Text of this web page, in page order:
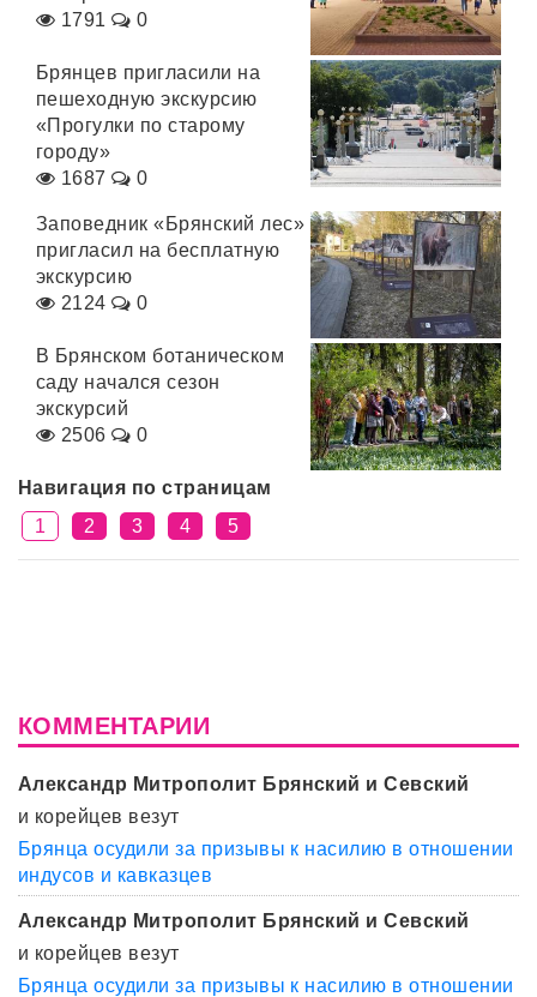
1791
0
Брянцев пригласили на
пешеходную экскурсию
«Прогулки по старому
городу»
1687
0
Заповедник «Брянский лес»
пригласил на бесплатную
экскурсию
2124
0
В Брянском ботаническом
саду начался сезон
экскурсий
2506
0
Навигация по страницам
1
2 3 4 5
КОММЕНТАРИИ
Александр Митрополит Брянский и Севский
и корейцев везут
Брянца осудили за призывы к насилию в отношении
индусов и кавказцев
Александр Митрополит Брянский и Севский
и корейцев везут
Брянца осудили за призывы к насилию в отношении